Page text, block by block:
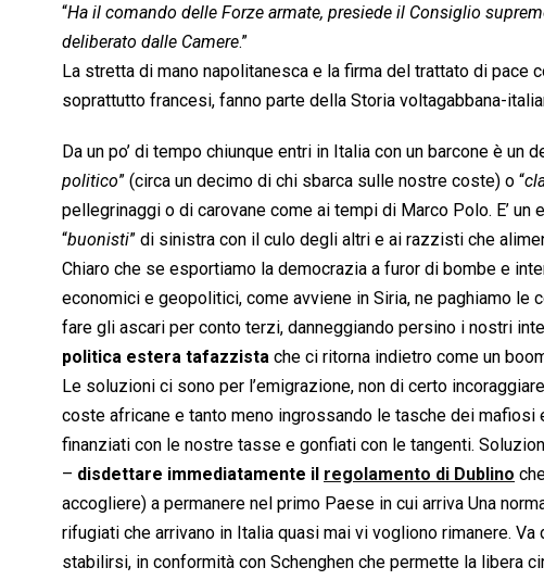
“Ha il comando delle Forze armate, presiede il Consiglio
deliberato dalle Camere.”
La stretta di mano napolitanesca e la firma del trattato di pace
soprattutto francesi, fanno parte della Storia voltagabbana-
Da un po’ di tempo chiunque entri in Italia con un barcone è un
politico” (circa un decimo di chi sbarca sulle nostre coste) o “
pellegrinaggi o di carovane come ai tempi di Marco Polo. E’
“buonisti” di sinistra con il culo degli altri e ai razzisti che
Chiaro che se esportiamo la democrazia a furor di bombe e
economici e geopolitici, come avviene in Siria, ne paghiamo le
fare gli ascari per conto terzi, danneggiando persino i nostri
politica estera tafazzista che ci ritorna indietro come un
Le soluzioni ci sono per l’emigrazione, non di certo
coste africane e tanto meno ingrossando le tasche dei
finanziati con le nostre tasse e gonfiati con le tangenti.
– disdettare immediatamente il regolamento di Dublino
accogliere) a permanere nel primo Paese in cui arriva Una
rifugiati che arrivano in Italia quasi mai vi vogliono rimanere.
stabilirsi, in conformità con Schenghen che permette la libera